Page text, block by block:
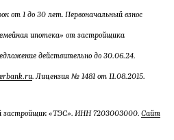
от 1 до 30 лет. Первоначальный взнос
ипотека» от застройщика
действительно до 30.06.24.
. Лицензия № 1481 от 11.08.2015.
застройщик «ТЭС». ИНН 7203003000. Сайт